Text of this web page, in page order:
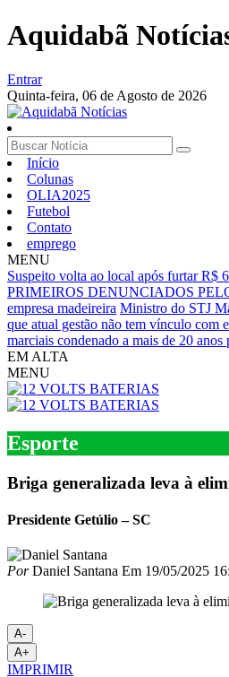
Aquidabã
Entrar
Quinta-feira, 06 de Agosto de 2026
Início
Colunas
OLIA2025
Futebol
Contato
emprego
MENU
Suspeito volta ao local após furtar R$
PRIMEIROS DENUNCIADOS
empresa madeireira Ministro do STJ
que atual gestão não tem vínculo com
marciais condenado a mais de 20 anos
EM ALTA
MENU
Esporte
Briga generalizada leva à
Presidente Getúlio – SC
PorDaniel Santana Em 19/05/2025
A-
A+
IMPRIMIR